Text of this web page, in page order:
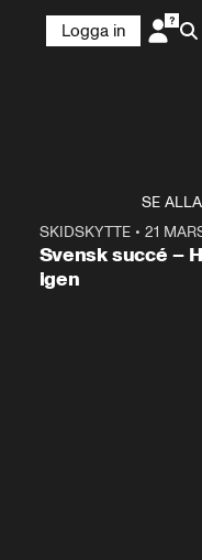
Logga in
SE ALLA
SKIDSKYTTE• 21
Svensk succé –
igen